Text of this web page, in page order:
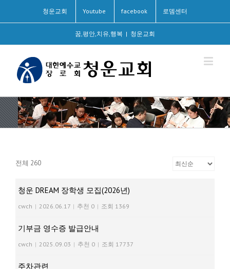
청운교회 Youtube facebook 로뎀센터
꿈,평안,치유,행복 | 청운교회
전체 260
청운 DREAM 장학생 모집(2026년)
cwch | 2026.06.17 | 추천 0 | 조회 1369
기부금 영수증 발급안내
cwch | 2025.09.03 | 추천 0 | 조회 17737
주차관련